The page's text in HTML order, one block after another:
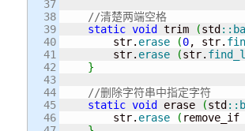
37
38
39
40
41
42
43
44
45
46
//清楚两端空格
static void trim (std ::
        str.
erase (0, str.
        str.
erase (str.
}
//删除字符串中指定字符
static void erase (std ::
        str.
erase ( remove_if